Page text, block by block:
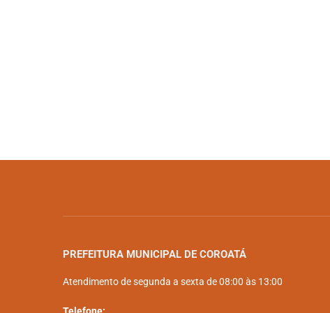
PREFEITURA MUNICIPAL DE COROATÁ
Atendimento de segunda a sexta de 08:00 às 13:00